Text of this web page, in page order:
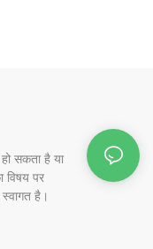
सकता है या
विषय पर
है।